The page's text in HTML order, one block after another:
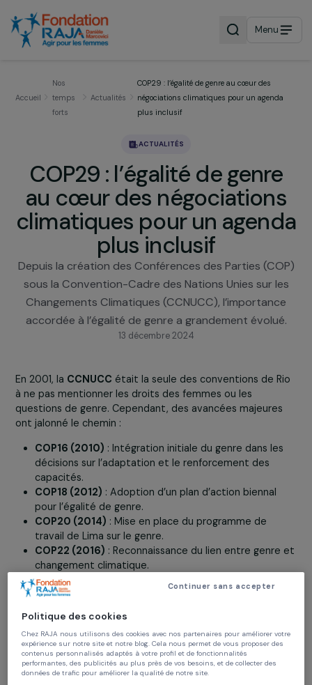
Menu
temps Actualités négociations climatiques pour un
COP29 : l’égalité de
au cœur des
climatiques pour un
plus inclusif
Depuis la création des Conférences des Parties
sous la Convention-Cadre des Nations Unies sur
Changements Climatiques (CCNUCC),
13 décembre 2024
En 2001, laCCNUCC
questions de genre. Cependant, des avancées
ont jalonné le chemin :
COP16 (2010): Intégration initiale du genre dans
décisions sur l’adaptation et le renforcement des
capacités.
COP18 (2012): Adoption d’un plan d’action biennal
pour l’égalité de genre.
COP20 (2014)
travail de Lima sur le genre.
COP22 (2016): Reconnaissance du lien entre
COP25 (2019): Renouvellement du Plan d’Action
Genre (GAP).
COP27 (2022): Rapport intermédiaire du GAP
Continuer sans accepter